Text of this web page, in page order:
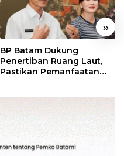
»
BP Batam Dukung
Penertiban Ruang Laut,
Pastikan Pemanfaatan